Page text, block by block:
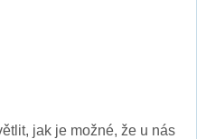
jak je možné, že u nás